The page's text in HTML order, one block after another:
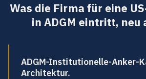
Was die Firma für eine
in ADGM eintritt, neu
ADGM-Institutionelle-Anker-
Architektur.